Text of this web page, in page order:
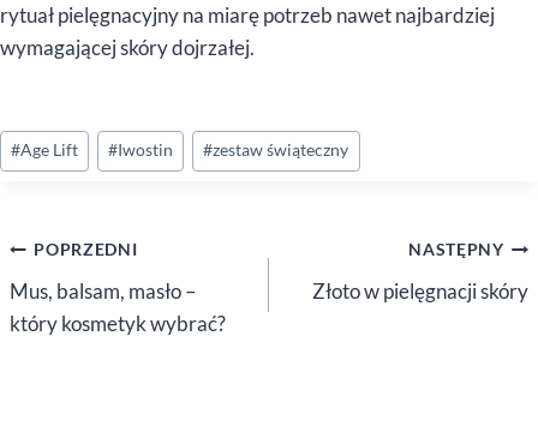
rytuał pielęgnacyjny na miarę potrzeb nawet najbardziej
wymagającej skóry dojrzałej.
Tagi
wpisu:
#Age Lift #Iwostin #zestaw świąteczny
Nawigacja
wpisu
POPRZEDNI
Mus, balsam, masło –
który kosmetyk wybrać?
NASTĘPNY
Złoto w pielęgnacji skóry